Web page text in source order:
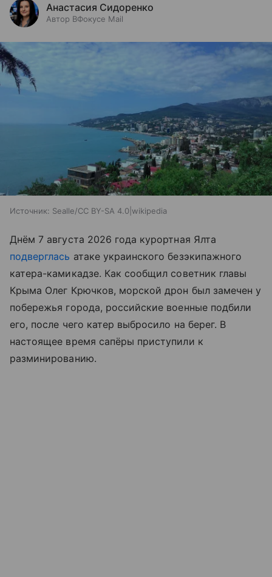
Анастасия Сидоренко
Автор ВФокусе Mail
Источник: Sealle/CC BY-SA 4.0|wikipedia
Днём 7 августа 2026 года курортная Ялта
подверглась атаке украинского безэкипажного
катера-камикадзе. Как сообщил советник главы
Крыма Олег Крючков, морской дрон был замечен у
побережья города, российские военные подбили
его, после чего катер выбросило на берег. В
настоящее время сапёры приступили к
разминированию.